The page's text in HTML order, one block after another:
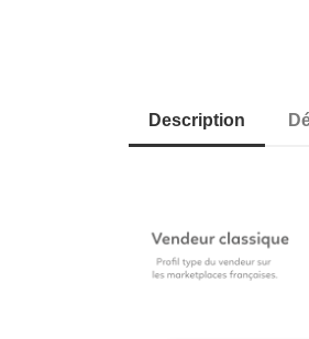
Description